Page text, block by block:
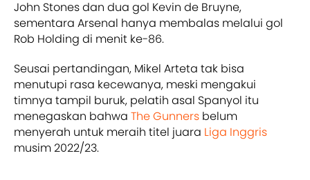
John Stones dan dua gol Kevin de Bruyne,
sementara Arsenal hanya membalas melalui gol
Rob Holding di menit ke-86.
Seusai pertandingan, Mikel Arteta tak bisa
menutupi rasa kecewanya, meski mengakui
timnya tampil buruk, pelatih asal Spanyol itu
menegaskan bahwa The Gunners belum
menyerah untuk meraih titel juara Liga Inggris
musim 2022/23.